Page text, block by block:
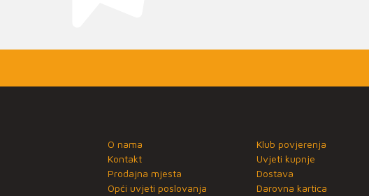
O nama
Kontakt
Prodajna mjesta
Opći uvjeti poslovanja
Klub povjerenja
Uvjeti kupnje
Dostava
Darovna kartica